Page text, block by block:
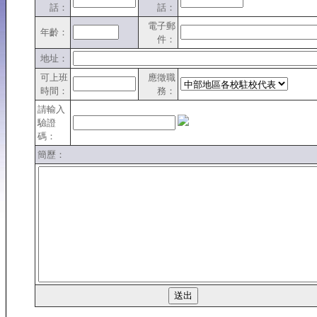
話：
話：
年齡：
電子郵
件：
地址：
可上班
時間：
應徵職
務：
請輸入
驗證
碼：
簡歷：